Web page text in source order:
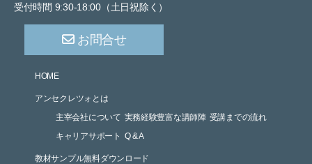
受付時間 9:30-18:00（土日祝除く）
お問合せ
HOME
アンセクレツォとは
主宰会社について 実務経験豊富な講師陣 受講までの流れ
キャリアサポート Q & A
教材サンプル無料ダウンロード